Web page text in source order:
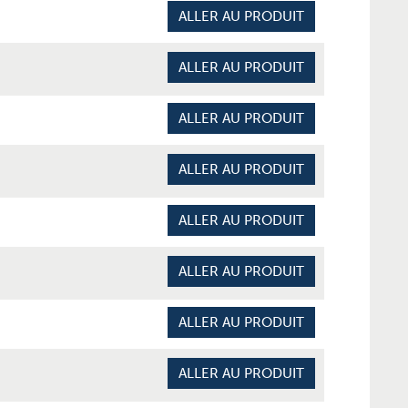
ALLER AU PRODUIT
ALLER AU PRODUIT
ALLER AU PRODUIT
ALLER AU PRODUIT
ALLER AU PRODUIT
ALLER AU PRODUIT
ALLER AU PRODUIT
ALLER AU PRODUIT